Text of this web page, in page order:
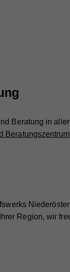
Beratung in
Beratungszentrum
Region, wir